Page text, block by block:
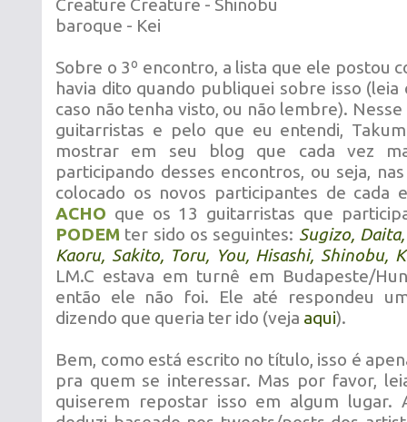
Creature Creature - Shinobu
baroque - Kei
Sobre o 3º encontro, a lista que ele postou
havia dito quando publiquei sobre isso (leia
caso não tenha visto, ou não lembre).
guitarristas e pelo que eu entendi,
mostrar em seu blog que cada vez
participando desses encontros, ou seja,
colocado os novos participantes de cada
ACHO que os 13 guitarristas que
PODEM ter sido os seguintes: Sugizo,
Kaoru, Sakito, Toru, You, Hisashi, Shinobu,
LM.C estava em turnê em Budapeste/
então ele não foi. Ele até respondeu
dizendo que queria ter ido (veja aqui).
Bem, como está escrito no título, isso é
pra quem se interessar. Mas por favor,
quiserem repostar isso em algum lugar.